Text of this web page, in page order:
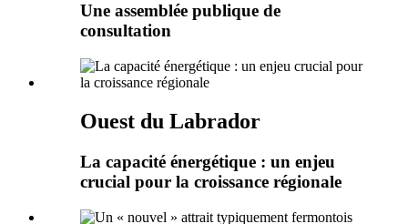
Une assemblée publique de
consultation
Ouest du Labrador
La capacité énergétique : un enjeu
crucial pour la croissance régionale